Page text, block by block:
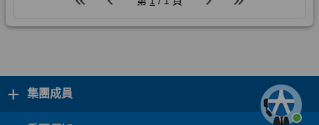
+ 集團成員